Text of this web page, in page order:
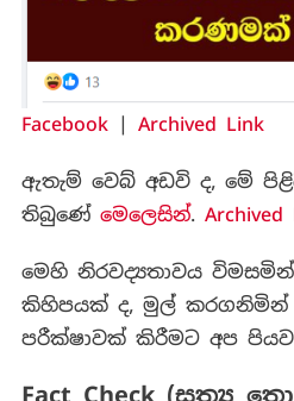
Facebook| Archived Link
ඇතැම් වෙබ් අඩවි ද, මේ
තිබුණේ මෙලෙසින්. Archived
මෙහි නිරවද්‍යතාවය
කිහිපයක් ද, මුල්
පරීක්ෂාවක් කිරීමට අප